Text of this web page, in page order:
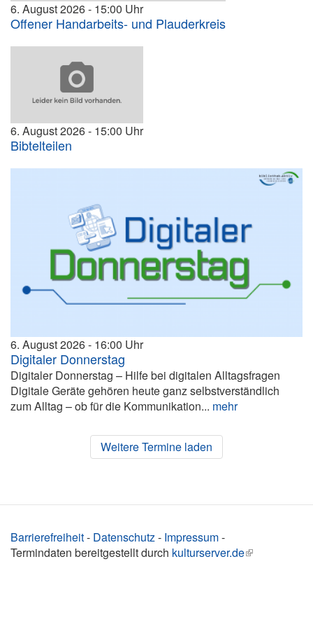
6. August 2026 15:00
Offener Handarbeits- und Plauderkreis
6. August 2026 15:00
Bibtelteilen
6. August 2026 16:00
Digitaler Donnerstag
Digitaler Donnerstag – Hilfe bei digitalen Alltagsfragen
Digitale Geräte gehören heute ganz selbstverständlich
zum Alltag – ob für die Kommunikation... mehr
Weitere Termine laden
Barrierefreiheit- Datenschutz- Impressum-
Termindaten bereitgestellt durch kulturserver.de